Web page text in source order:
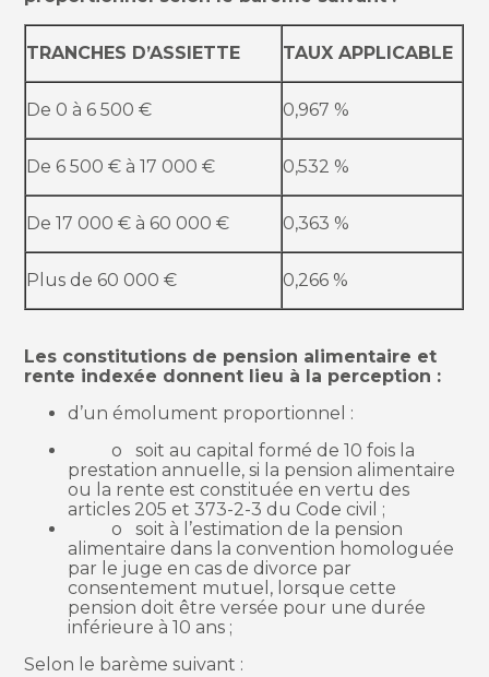
TRANCHES D’ASSIETTE TAUX APPLICABLE
De 0 à 6 500 € 0,967 %
De 6 500 € à 17 000 € 0,532 %
De 17 000 € à 60 000 € 0,363 %
Plus de 60 000 € 0,266 %
Les constitutions de pension alimentaire et
rente indexée donnent lieu à la perception :
d’un émolument proportionnel :
o soit au capital formé de 10 fois la
prestation annuelle, si la pension alimentaire
ou la rente est constituée en vertu des
articles 205 et 373-2-3 du Code civil ;
o soit à l’estimation de la pension
alimentaire dans la convention homologuée
par le juge en cas de divorce par
consentement mutuel, lorsque cette
pension doit être versée pour une durée
inférieure à 10 ans ;
Selon le barème suivant :